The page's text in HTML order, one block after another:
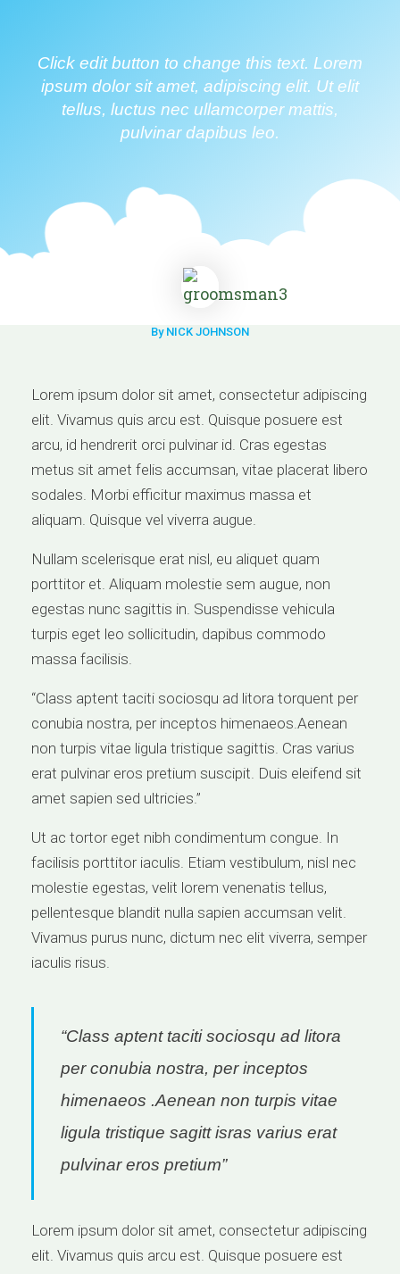
Click edit button to change this text. Lorem
ipsum dolor sit amet, adipiscing elit. Ut elit
tellus, luctus nec ullamcorper mattis,
pulvinar dapibus leo.
By NICK JOHNSON
Lorem ipsum dolor sit amet, consectetur adipiscing
elit. Vivamus quis arcu est. Quisque posuere est
arcu, id hendrerit orci pulvinar id. Cras egestas
metus sit amet felis accumsan, vitae placerat libero
sodales. Morbi efficitur maximus massa et
aliquam. Quisque vel viverra augue.
Nullam scelerisque erat nisl, eu aliquet quam
porttitor et. Aliquam molestie sem augue, non
egestas nunc sagittis in. Suspendisse vehicula
turpis eget leo sollicitudin, dapibus commodo
massa facilisis.
“Class aptent taciti sociosqu ad litora torquent per
conubia nostra, per inceptos himenaeos.Aenean
non turpis vitae ligula tristique sagittis. Cras varius
erat pulvinar eros pretium suscipit. Duis eleifend sit
amet sapien sed ultricies.”
Ut ac tortor eget nibh condimentum congue. In
facilisis porttitor iaculis. Etiam vestibulum, nisl nec
molestie egestas, velit lorem venenatis tellus,
pellentesque blandit nulla sapien accumsan velit.
Vivamus purus nunc, dictum nec elit viverra, semper
iaculis risus.
“Class aptent taciti sociosqu ad litora
per conubia nostra, per inceptos
himenaeos .Aenean non turpis vitae
ligula tristique sagitt isras varius erat
pulvinar eros pretium”
Lorem ipsum dolor sit amet, consectetur adipiscing
elit. Vivamus quis arcu est. Quisque posuere est